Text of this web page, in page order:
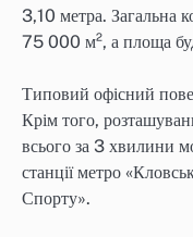
3,10 метра. Загальна
75 000 м², а площа
Типовий офісний
Крім того,
всього за 3 хвилини
станції метро
Спорту».